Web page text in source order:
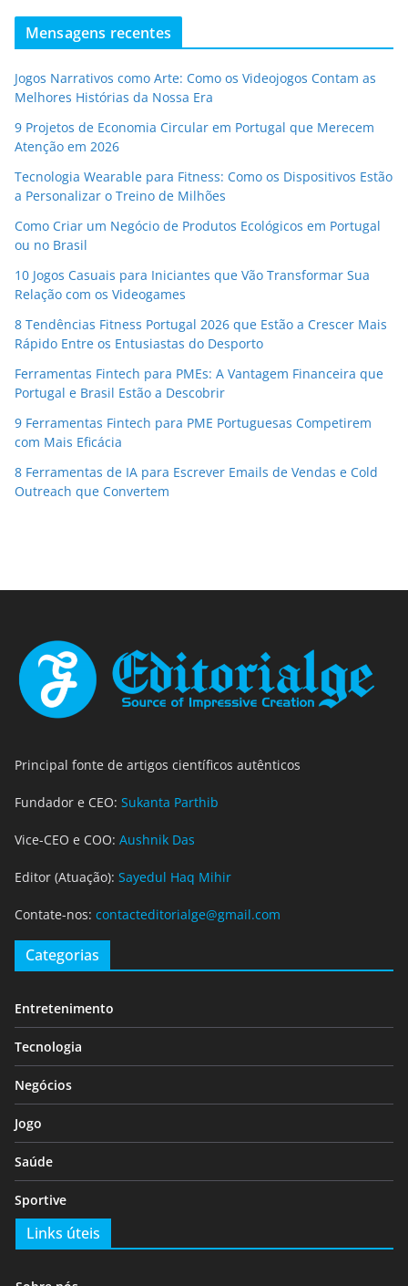
Mensagens recentes
Jogos Narrativos como Arte: Como os Videojogos Contam as
Melhores Histórias da Nossa Era
9 Projetos de Economia Circular em Portugal que Merecem
Atenção em 2026
Tecnologia Wearable para Fitness: Como os Dispositivos Estão
a Personalizar o Treino de Milhões
Como Criar um Negócio de Produtos Ecológicos em Portugal
ou no Brasil
10 Jogos Casuais para Iniciantes que Vão Transformar Sua
Relação com os Videogames
8 Tendências Fitness Portugal 2026 que Estão a Crescer Mais
Rápido Entre os Entusiastas do Desporto
Ferramentas Fintech para PMEs: A Vantagem Financeira que
Portugal e Brasil Estão a Descobrir
9 Ferramentas Fintech para PME Portuguesas Competirem
com Mais Eficácia
8 Ferramentas de IA para Escrever Emails de Vendas e Cold
Outreach que Convertem
Principal fonte de artigos científicos autênticos
Fundador e CEO: Sukanta Parthib
Vice-CEO e COO: Aushnik Das
Editor (Atuação): Sayedul Haq Mihir
Contate-nos: contacteditorialge@gmail.com
Categorias
Entretenimento
Tecnologia
Negócios
Jogo
Saúde
Sportive
Links úteis